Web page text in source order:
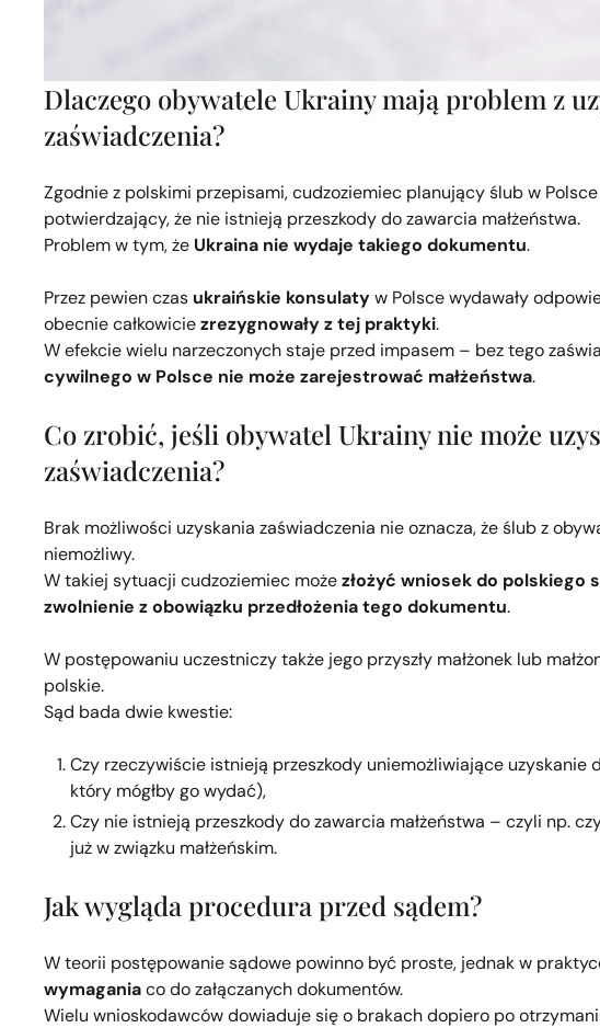
Dlaczego obywatele Ukrainy mają problem z
zaświadczenia?
Zgodnie z polskimi przepisami, cudzoziemiec planujący ślub w
potwierdzający, że nie istnieją przeszkody do zawarcia małżeństwa.
Problem w tym, że Ukraina nie wydaje takiego dokumentu.
Przez pewien czas ukraińskie konsulatyw Polsce wydawały
obecnie całkowiciezrezygnowały z tej praktyki.
W efekcie wielu narzeczonych staje przed impasem – bez tego
cywilnego w Polsce nie może zarejestrować małżeństwa.
Co zrobić, jeśli obywatel Ukrainy nie może
zaświadczenia?
Brak możliwości uzyskania zaświadczenia nie oznacza, że ślub z
niemożliwy.
W takiej sytuacji cudzoziemiec możezłożyć wniosek do polskiego
zwolnienie z obowiązku przedłożenia tego dokumentu.
W postępowaniu uczestniczy także jego przyszły małżonek lub
polskie.
Sąd bada dwie kwestie:
Czy rzeczywiście istnieją przeszkody uniemożliwiające uzyskanie
który mógłby go wydać),
Czy nie istnieją przeszkody do zawarcia małżeństwa – czyli np.
już w związku małżeńskim.
Jak wygląda procedura przed sądem?
W teorii postępowanie sądowe powinno być proste, jednak w
wymaganiaco do załączanych dokumentów.
Wielu wnioskodawców dowiaduje się o brakach dopiero po